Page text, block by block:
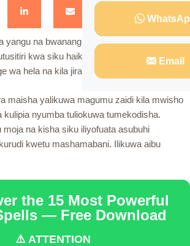
Email
yangu na bwanangu hayakukuwa mzuri hata
kwa siku haikuwa rahisi kwetu.
wa hela na kila jiranai alituchekelea.
maisha yalikuwa magumu zaidi kila mwisho
kulipia nyumba tuliokuwa tumekodisha.
moja na kisha siku iliyofuata asubuhi
kwetu mashamabani. Ilikuwa aibu
the 15 Most Powerful
— Free Download
⚠️ ATTENTION